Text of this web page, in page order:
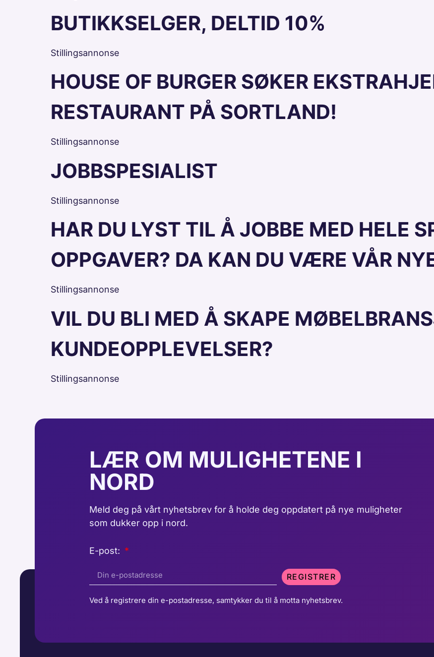
BUTIKKSELGER, DELTID 10%
Stillingsannonse
HOUSE OF BURGER SØKER
RESTAURANT PÅ SORTLAND!
Stillingsannonse
JOBBSPESIALIST
Stillingsannonse
HAR DU LYST TIL Å JOBBE MED HELE
OPPGAVER? DA KAN DU VÆRE VÅR
Stillingsannonse
VIL DU BLI MED Å SKAPE
KUNDEOPPLEVELSER?
Stillingsannonse
LÆR OM MULIGHETENE I
NORD
Meld deg på vårt nyhetsbrev for å holde deg oppdatert på nye muligheter
som dukker opp i nord.
E-post:
REGISTRER
Ved å registrere din e-postadresse, samtykker du til å motta nyhetsbrev.